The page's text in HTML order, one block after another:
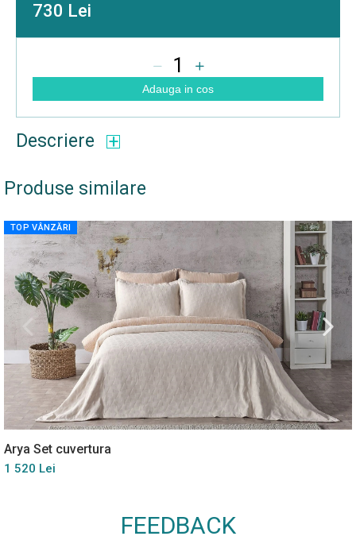
730 Lei
1
Adauga in cos
Descriere
Produse similare
TOP VÂNZĂRI
Arya Set cuvertura
1 520 Lei
FEEDBACK